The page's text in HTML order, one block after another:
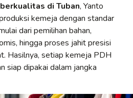
di Tuban, Yanto
kemeja dengan standar
dari pemilihan bahan,
hingga proses jahit presisi
Hasilnya, setiap kemeja PDH
siap dipakai dalam jangka